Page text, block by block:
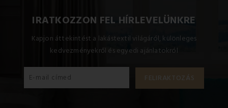
IRATKOZZON FEL HÍRLEVELÜNKRE
Kapjon áttekintést a lakástextil világáról, különleges
kedvezményekről és egyedi ajánlatokról